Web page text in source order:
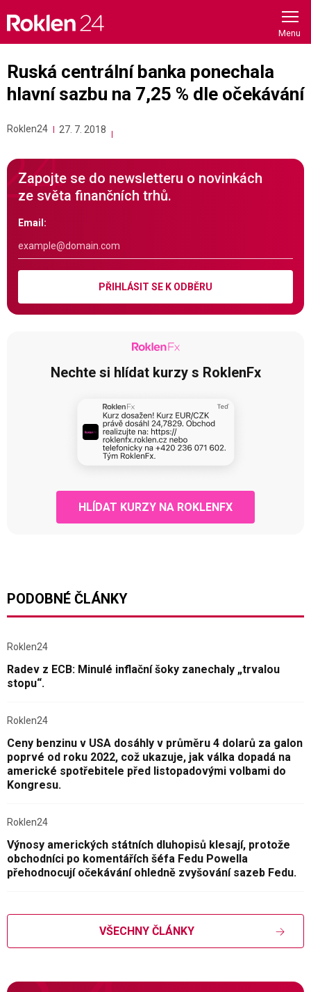
content
Ruská centrální banka ponechala
hlavní sazbu na 7,25 % dle očekávání
Roklen24 27. 7. 2018
Zapojte se do newsletteru o novinkách
ze světa finančních trhů.
Email:
PŘIHLÁSIT SE K ODBĚRU
Nechte si hlídat kurzy s RoklenFx
HLÍDAT KURZY NA ROKLENFX
PODOBNÉ ČLÁNKY
Roklen24
Radev z ECB: Minulé inflační šoky zanechaly „trvalou
stopu“.
Roklen24
Ceny benzinu v USA dosáhly v průměru 4 dolarů za galon
poprvé od roku 2022, což ukazuje, jak válka dopadá na
americké spotřebitele před listopadovými volbami do
Kongresu.
Roklen24
Výnosy amerických státních dluhopisů klesají, protože
obchodníci po komentářích šéfa Fedu Powella
přehodnocují očekávání ohledně zvyšování sazeb Fedu.
VŠECHNY ČLÁNKY